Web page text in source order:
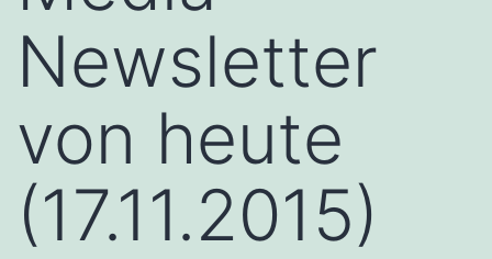
Newsletter
von heute
(17.11.2015)